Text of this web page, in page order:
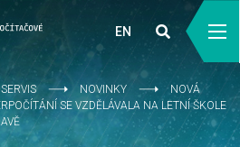
EN
NOVINKY
NOVÁ
SE VZDĚLÁVALA NA LETNÍ ŠKOLE